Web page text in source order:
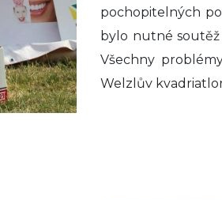
pochopitelných
bylo nutné
Všechny
Welzlův